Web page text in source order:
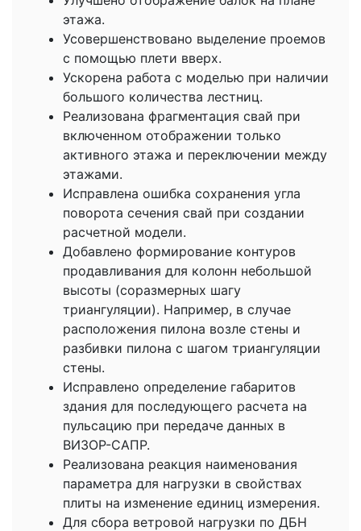
этажа.
Усовершенствовано выделение проемов
с помощью плети вверх.
Ускорена работа с моделью при наличии
большого количества лестниц.
Реализована фрагментация свай при
включенном отображении только
активного этажа и переключении между
этажами.
Исправлена ошибка сохранения угла
поворота сечения свай при создании
расчетной модели.
Добавлено формирование контуров
продавливания для колонн небольшой
высоты (соразмерных шагу
триангуляции). Например, в случае
расположения пилона возле стены и
разбивки пилона с шагом триангуляции
стены.
Исправлено определение габаритов
здания для последующего расчета на
пульсацию при передаче данных в
ВИЗОР-САПР.
Реализована реакция наименования
параметра для нагрузки в свойствах
плиты на изменение единиц измерения.
Для сбора ветровой нагрузки по ДБН